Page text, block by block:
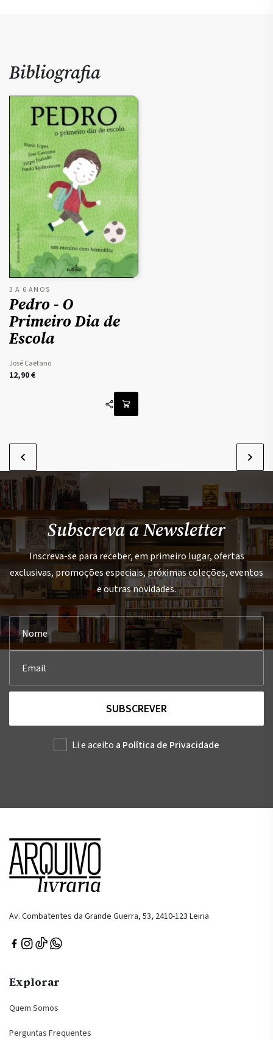
Bibliografia
3 A 6 ANOS
Pedro - O
Primeiro Dia de
Escola
José Caetano
12,90€
Subscreva a Newsletter
Inscreva-se para receber, em primeiro lugar, ofertas
exclusivas, promoções especiais, próximas coleções, eventos
e outras novidades.
SUBSCREVER
Li e aceito a Política de Privacidade
Av. Combatentes da Grande Guerra, 53, 2410-123 Leiria
Explorar
Quem Somos
Perguntas Frequentes